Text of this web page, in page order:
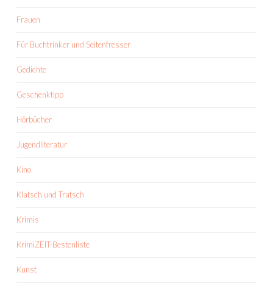
Frauen
Für Buchtrinker und Seitenfresser
Gedichte
Geschenktipp
Hörbücher
Jugendliteratur
Kino
Klatsch und Tratsch
Krimis
KrimiZEIT-Bestenliste
Kunst